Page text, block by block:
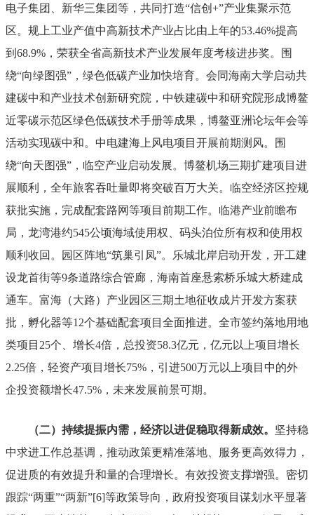
电子集团、新华三集团等，共同打造“信创 +”产业集聚示范
区。规上工业产值中高新技术产业占比由上年的53.46%提高
到 68.9% ，荣获全省高新技术产业发展年度考核进步奖。围
绕“向绿图强” ，绿色低碳产业加快培育。会同海南大学启动共
建碳中和产业技术创新研究院，中铁建碳中和研究院形成博鳌
近零碳示范区绿色低碳技术手册等成果 ，博鳌亚洲论坛年会等
活动实现碳中和。中电建海上风电项目开展前期测风。围
绕“向天图强” ，临空产业启动发展。博鳌机场三期扩建项目进
展顺利，全年旅客吞吐量即将突破百万大关。临空经济区控规
获批实施，完成配套路网等项目前期工作。临港产业前瞻布
局，龙湾港约545公顷海域使用权、码头泊位所有权和使用权
顺利收回。
园区阵地“筑巢引凤”。
乐城北岸启动开发，开工建
设龙首街等9条道路综合管廊，海南首座悬索桥乐城大桥建成
通车。富海（大路）产业园区三期土地征收成片开发方案获
批，孵化器等12个基础配套项目全面推进。 全市签约落地用地
类项目 25个 增长4倍，总投资58.3亿元，亿元以上项目增长
2.25倍，轻资产项目增长75% ，引进500万元以上项目中的外
企投资额增长47.5% ， 未来发展前景可期。
（二）持续提振内需，经济以进促稳取得新成效。 坚持稳
中求进工作总基调，推动政策更精准落地、服务更高效得力，
促进质的有效提升和量的合理增长。 有效投资支撑增强。 密切
跟踪“两重”“两新”[6]等政策导向，政府投资项目谋划水平显著